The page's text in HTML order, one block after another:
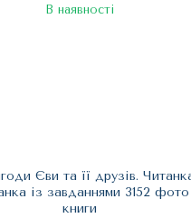
В наявності